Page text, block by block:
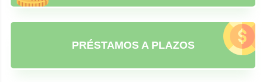
PRÉSTAMOS A PLAZOS